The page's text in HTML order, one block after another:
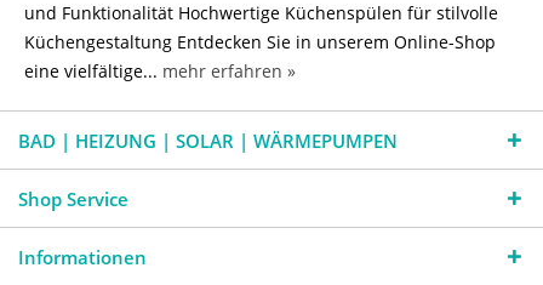
und Funktionalität Hochwertige Küchenspülen für stilvolle
Küchengestaltung Entdecken Sie in unserem Online-Shop
eine vielfältige... mehr erfahren »
BAD | HEIZUNG | SOLAR | WÄRMEPUMPEN
Shop Service
Informationen